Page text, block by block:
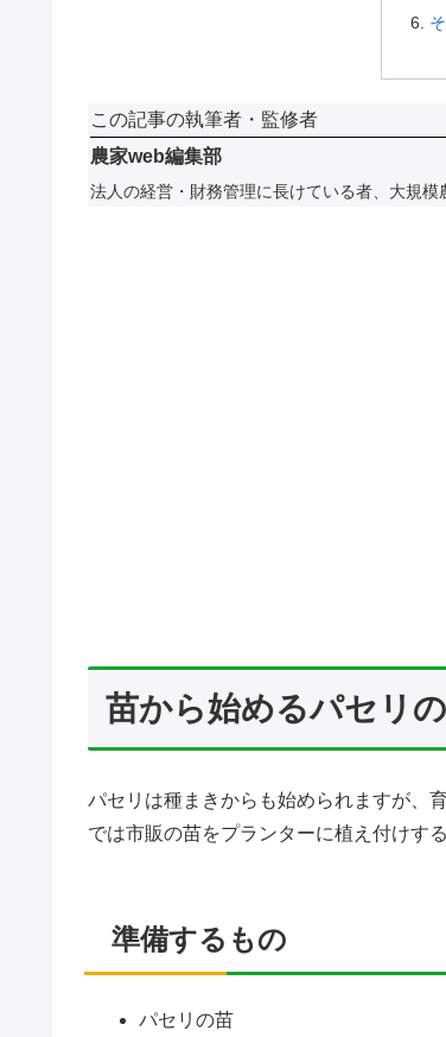
この記事の執筆者・監修者
農家web編集部
法人の経営・財務管理に長けている者、大規
苗から始めるパセリ
パセリは種まきからも始められますが、
では市販の苗をプランターに植え付けす
準備するもの
パセリの苗